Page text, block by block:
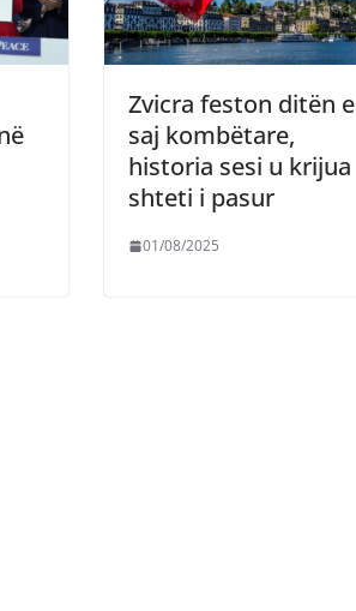
Zvicra feston ditën e
saj kombëtare,
historia sesi u krijua
shteti i pasur
01/08/2025